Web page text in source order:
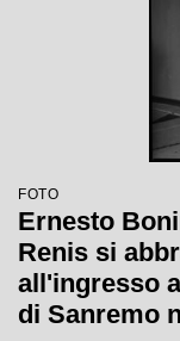
FOTO
Ernesto
Renis si
all'ingresso
di Sanremo